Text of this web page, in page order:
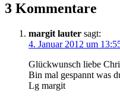
3 Kommentare
margit lauter sagt:
4. Januar 2012 um
Glückwunsch liebe
Bin mal gespannt was
Lg margit